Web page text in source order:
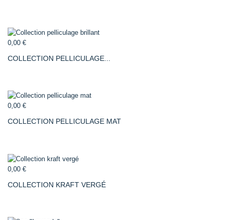
0,00 €
COLLECTION PELLICULAGE...
0,00 €
COLLECTION PELLICULAGE MAT
0,00 €
COLLECTION KRAFT VERGÉ